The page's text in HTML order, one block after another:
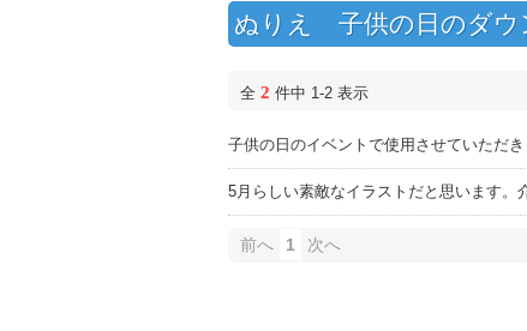
ぬりえ 子供の日のダウ
全 2 件中 1-2 表示
子供の日のイベントで使用させていただき
5月らしい素敵なイラストだと思います。
前へ 1 次へ